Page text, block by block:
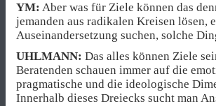
YM: Aber was für Ziele können das
jemanden aus radikalen Kreisen lösen,
Auseinandersetzung suchen, solche
UHLMANN: Das alles können Ziele
Beratenden schauen immer auf die
pragmatische und die ideologische
Innerhalb dieses Dreiecks sucht man